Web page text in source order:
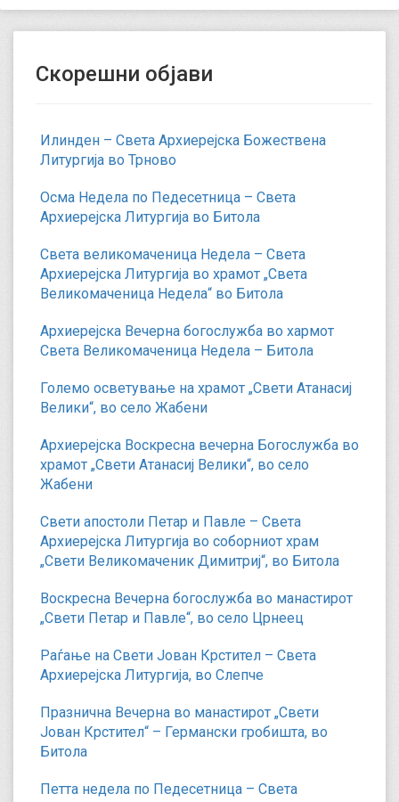
Скорешни објави
Илинден – Света Архиерејска Божествена
Литургија во Трново
Осма Недела по Педесетница – Света
Архиерејска Литургија во Битола
Света великомаченица Недела – Света
Архиерејска Литургија во храмот „Света
Великомаченица Недела“ во Битола
Архиерејска Вечерна богослужба во хармот
Света Великомаченица Недела – Битола
Големо осветување на храмот „Свети Атанасиј
Велики“, во село Жабени
Архиерејска Воскресна вечерна Богослужба во
храмот „Свети Атанасиј Велики“, во село
Жабени
Свети апостоли Петар и Павле – Света
Архиерејска Литургија во соборниот храм
„Свети Великомаченик Димитриј“, во Битола
Воскресна Вечерна богослужба во манастирот
„Свети Петар и Павле“, во село Црнеец
Раѓање на Свети Јован Крстител – Света
Архиерејска Литургија, во Слепче
Празнична Вечерна во манастирот „Свети
Јован Крстител“ – Германски гробишта, во
Битола
Петта недела по Педесетница – Света